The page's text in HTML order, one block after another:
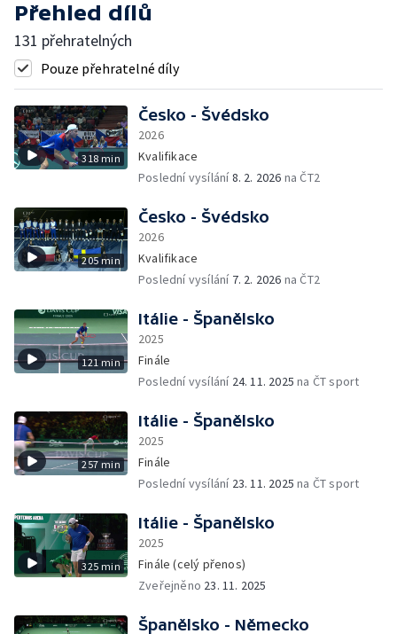
Přehled dílů
131 přehratelných
Pouze přehratelné díly
318 min
Česko - Švédsko
2026
Kvalifikace
Poslední vysílání8. 2. 2026 na ČT2
205 min
Česko - Švédsko
2026
Kvalifikace
Poslední vysílání 7. 2. 2026 na ČT2
121 min
Itálie - Španělsko
2025
Finále
Poslední vysílání 24. 11. 2025 na ČT sport
257 min
Itálie - Španělsko
2025
Finále
Poslední vysílání 23. 11. 2025 na ČT sport
325 min
Itálie - Španělsko
2025
Finále (celý přenos)
Zveřejněno 23. 11. 2025
Španělsko - Německo